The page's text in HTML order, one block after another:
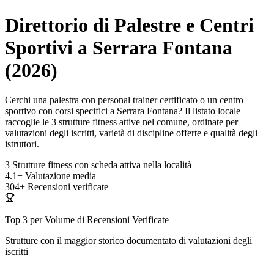
Direttorio di Palestre e Centri
Sportivi a Serrara Fontana
(2026)
Cerchi una palestra con personal trainer certificato o un centro
sportivo con corsi specifici a Serrara Fontana? Il listato locale
raccoglie le 3 strutture fitness attive nel comune, ordinate per
valutazioni degli iscritti, varietà di discipline offerte e qualità degli
istruttori.
3 Strutture fitness con scheda attiva nella località
4.1+ Valutazione media
304+ Recensioni verificate
Top 3 per Volume di Recensioni Verificate
Strutture con il maggior storico documentato di valutazioni degli
iscritti